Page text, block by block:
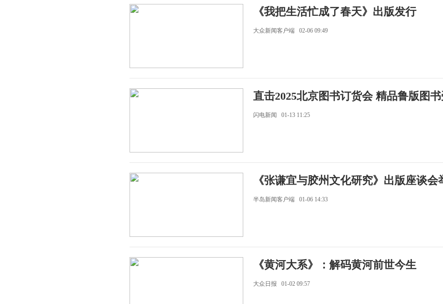
《我把生活忙成了春天》出版发行
大众新闻客户端 02-06 09:49
直击2025北京图书订货会 精品鲁版图
闪电新闻 01-13 11:25
《张谦宜与胶州文化研究》出版座谈会
半岛新闻客户端 01-06 14:33
《黄河大系》：解码黄河前世今生
大众日报 01-02 09:57